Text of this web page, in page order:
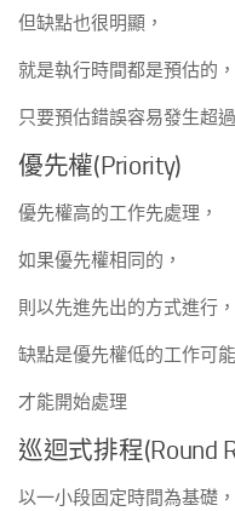
但缺點也很明顯，
就是執行時間都是預估的，
只要預估錯誤容易發生超
優先權(Priority)
優先權高的工作先處理，
如果優先權相同的，
則以先進先出的方式進行，
缺點是優先權低的工作可
才能開始處理
巡迴式排程(Round
以一小段固定時間為基礎，